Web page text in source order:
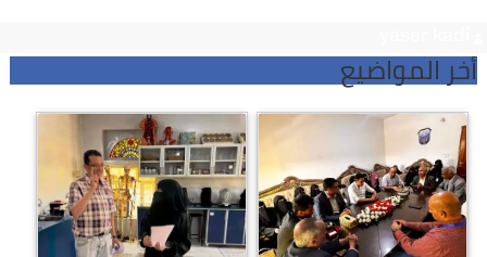
أخر المواضيع